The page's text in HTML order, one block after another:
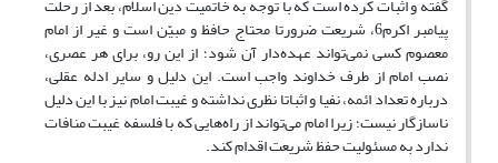
گفته و اثبات کرده است که با توجه به خاتمیت دین اسلام، بعد از رحلت
پیامبر اکرم6، شریعت ضرورتا محتاج حافظ و مبیّن است و غیر از امام
معصوم کسی نمی‌تواند عهده‌دار آن شود؛ از این رو، برای هر عصری،
نصب امام از طرف خداوند واجب است. این دلیل و سایر ادله عقلی،
درباره تعداد ائمه، نفیا و اثباتا نظری نداشته و غیبت امام نیز با این دلیل
ناسازگار نیست؛ زیرا امام می‌تواند از راه‌هایی که با فلسفه غیبت منافات
ندارد به مسئولیت حفظ شریعت اقدام کند.